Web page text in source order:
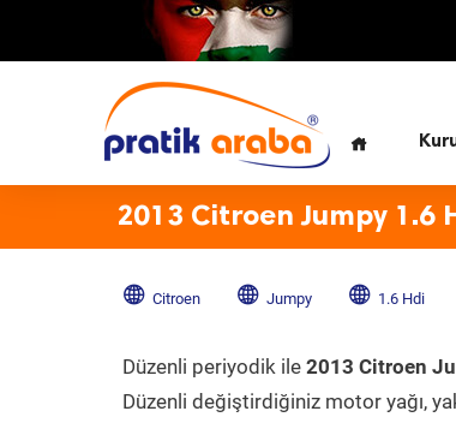
2013 Citroen Jumpy 1.6
Citroen Jumpy 1.6 Hdi
Düzenli periyodik ile 2013 Citroen
Düzenli değiştirdiğiniz motor yağı,